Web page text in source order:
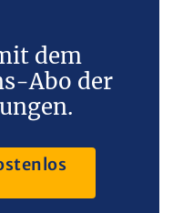
dem
Abo der